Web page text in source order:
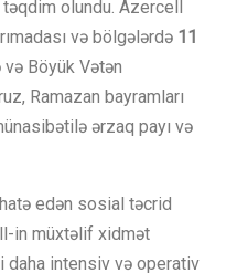
olundu. Azercell
və bölgələrdə 11
Böyük Vətən
Ramazan bayramları
ərzaq payı və
edən sosial təcrid
in müxtəlif xidmət
daha intensiv və operativ